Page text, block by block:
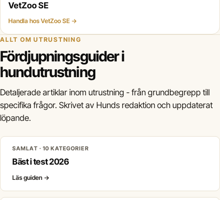
VetZoo SE
Handla hos VetZoo SE →
ALLT OM UTRUSTNING
Fördjupningsguider i
hundutrustning
Detaljerade artiklar inom utrustning - från grundbegrepp till
specifika frågor. Skrivet av Hunds redaktion och uppdaterat
löpande.
SAMLAT · 10 KATEGORIER
Bäst i test 2026
Läs guiden →